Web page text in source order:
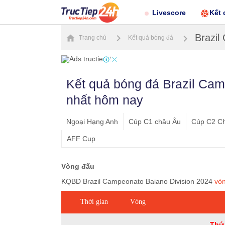
Livescore Kết
Trang chủ Kết quả bóng đá Brazil
Kết quả bóng đá Brazil
nhất hôm nay
Ngoại Hạng Anh Cúp C1 châu Âu Cúp C2
AFF Cup
Vòng đấu
KQBD Brazil Campeonato Baiano Division 2024
Thời gian Vòng